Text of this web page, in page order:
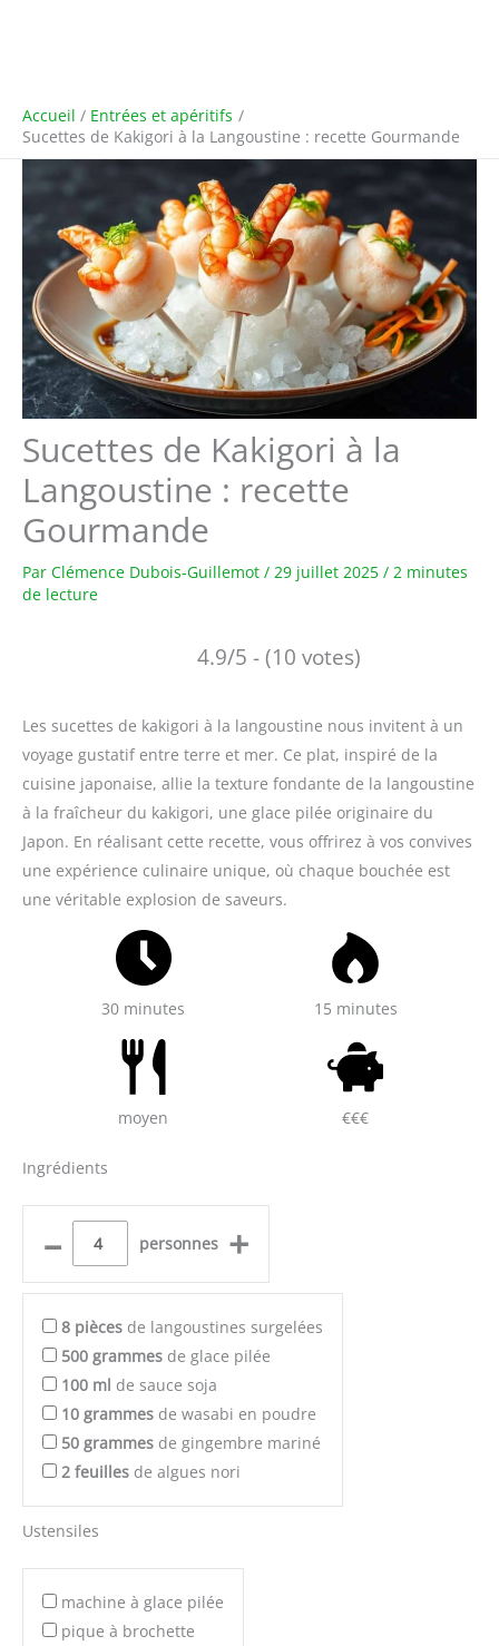
Accueil
Entrées et apéritifs
Sucettes de Kakigori à la Langoustine : recette Gourmande
Sucettes de Kakigori à la
Langoustine : recette
Gourmande
Par Clémence Dubois-Guillemot / 29 juillet 2025 / 2 minutes
de lecture
4.9/5 - (10 votes)
Les sucettes de kakigori à la langoustine nous invitent à un
voyage gustatif entre terre et mer. Ce plat, inspiré de la
cuisine japonaise, allie la texture fondante de la langoustine
à la fraîcheur du kakigori, une glace pilée originaire du
Japon. En réalisant cette recette, vous offrirez à vos convives
une expérience culinaire unique, où chaque bouchée est
une véritable explosion de saveurs.
30 minutes 15 minutes
moyen €€€
Ingrédients
– personnes +
8 pièces de langoustines surgelées
500 grammes de glace pilée
100 ml de sauce soja
10 grammes de wasabi en poudre
50 grammes de gingembre mariné
2 feuilles de algues nori
Ustensiles
machine à glace pilée
pique à brochette